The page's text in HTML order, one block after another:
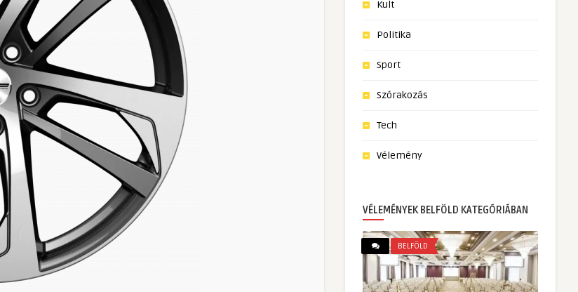
Kult
Politika
Sport
Szórakozás
Tech
Vélemény
VÉLEMÉNYEK BELFÖLD KATEGÓRIÁBAN
BELFÖLD